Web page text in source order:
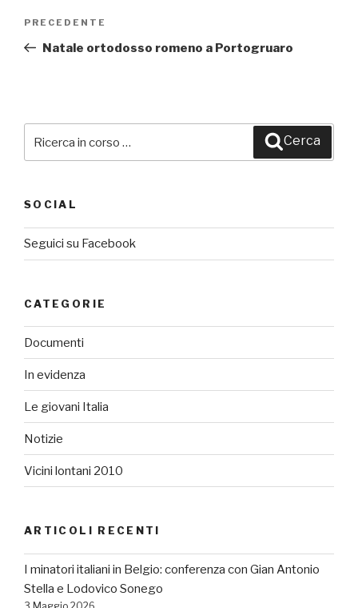
Articolo
precedente:
PRECEDENTE
Natale ortodosso romeno a Portogruaro
Cerca
SOCIAL
Seguici su Facebook
CATEGORIE
Documenti
In evidenza
Le giovani Italia
Notizie
Vicini lontani 2010
ARTICOLI RECENTI
I minatori italiani in Belgio: conferenza con Gian Antonio
Stella e Lodovico Sonego